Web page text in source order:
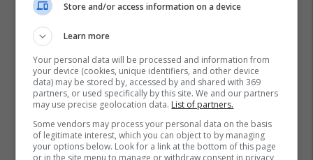
Store and/or access information on a device
Learn more
Your personal data will be processed and information from
your device (cookies, unique identifiers, and other device
data) may be stored by, accessed by and shared with 369
partners, or used specifically by this site. We and our partners
may use precise geolocation data. List of partners.
Some vendors may process your personal data on the basis
of legitimate interest, which you can object to by managing
your options below. Look for a link at the bottom of this page
or in the site menu to manage or withdraw consent in privacy